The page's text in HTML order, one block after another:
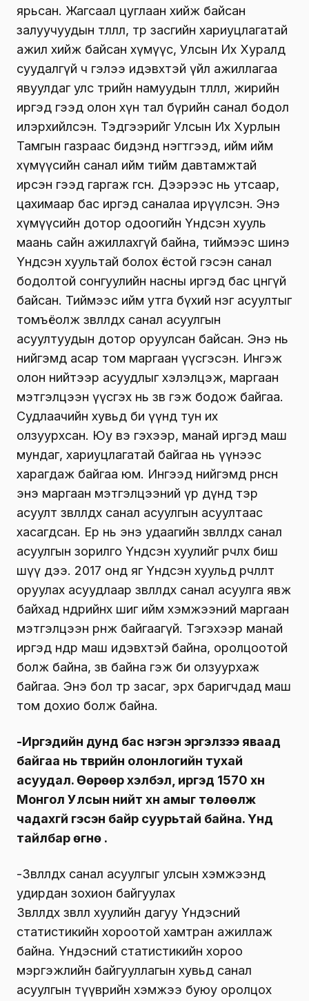
ярьсан. Жагсаал цуглаан хийж байсан
залуучуудын төлөөлөл, төр засгийн хариуцлагатай
ажил хийж байсан хүмүүс, Улсын Их Хуралд
суудалгүй ч гэлээ идэвхтэй үйл ажиллагаа
явуулдаг улс төрийн намуудын төлөөлөл, жирийн
иргэд гээд олон хүн тал бүрийн санал бодол
илэрхийлсэн. Тэдгээрийг Улсын Их Хурлын
Тамгын газраас бидэнд нэгтгээд, ийм ийм
хүмүүсийн санал ийм тийм давтамжтай
ирсэн гээд гаргаж өгсөн. Дээрээс нь утсаар,
цахимаар бас иргэд саналаа ирүүлсэн. Энэ
хүмүүсийн дотор одоогийн Үндсэн хууль
маань сайн ажиллахгүй байна, тиймээс шинэ
Үндсэн хуультай болох ёстой гэсэн санал
бодолтой сонгуулийн насны иргэд бас цөөнгүй
байсан. Тиймээс ийм утга бүхий нэг асуултыг
томъёолж зөвлөлдөх санал асуулгын
асуултуудын дотор оруулсан байсан. Энэ нь
нийгэмд асар том маргаан үүсгэсэн. Ингэж
олон нийтээр асуудлыг хэлэлцэж, маргаан
мэтгэлцээн үүсгэх нь зөв гэж бодож байгаа.
Судлаачийн хувьд би үүнд тун их
олзуурхсан. Юу вэ гэхээр, манай иргэд маш
мундаг, хариуцлагатай байгаа нь үүнээс
харагдаж байгаа юм. Ингээд нийгэмд өрнөсөн
энэ маргаан мэтгэлцээний үр дүнд тэр
асуулт зөвлөлдөх санал асуулгын асуултаас
хасагдсан. Ер нь энэ удаагийн зөвлөлдөх санал
асуулгын зорилго Үндсэн хуулийг өөрчлөх биш
шүү дээ. 2017 онд яг Үндсэн хуульд өөрчлөлт
оруулах асуудлаар зөвлөлдөх санал асуулга явж
байхад өнөөдрийнх шиг ийм хэмжээний маргаан
мэтгэлцээн өрнөж байгаагүй. Тэгэхээр манай
иргэд өнөөдөр маш идэвхтэй байна, оролцоотой
болж байна, зөв байна гэж би олзуурхаж
байгаа. Энэ бол төр засаг, эрх баригчдад маш
том дохио болж байна.
-Иргэдийн дунд бас нэгэн эргэлзээ яваад
байгаа нь түүврийн олонлогийн тухай
асуудал. Өөрөөр хэлбэл, иргэд 1570 хүн
Монгол Улсын нийт хүн амыг төлөөлж
чадахгүй гэсэн байр суурьтай байна. Үүнд
тайлбар өгнө үү.
-Зөвлөлдөх санал асуулгыг улсын хэмжээнд
удирдан зохион байгуулах
Зөвлөлдөх зөвлөл хуулийн дагуу Үндэсний
статистикийн хороотой хамтран ажиллаж
байна. Үндэсний статистикийн хороо
мэргэжлийн байгууллагын хувьд санал
асуулгын түүврийн хэмжээ буюу оролцох